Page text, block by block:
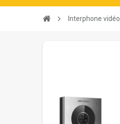
Interphone vidéo